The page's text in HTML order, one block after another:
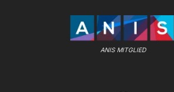
ANIS MITGLIED